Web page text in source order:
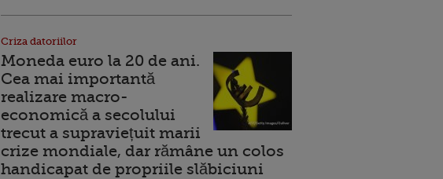
Criza datoriilor
Moneda euro la 20 de ani.
Cea mai importantă
realizare macro-
economică a secolului
trecut a supraviețuit marii
crize mondiale, dar rămâne un colos
handicapat de propriile slăbiciuni